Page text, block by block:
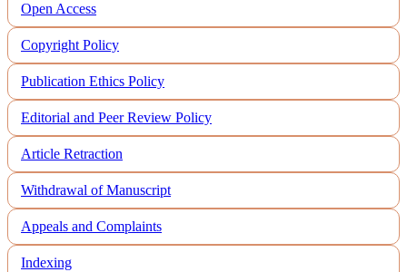
Open Access
Copyright Policy
Publication Ethics Policy
Editorial and Peer Review Policy
Article Retraction
Withdrawal of Manuscript
Appeals and Complaints
Indexing